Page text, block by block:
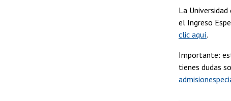
La
el Ingreso
clic aquí.
Importante:
tienes dudas